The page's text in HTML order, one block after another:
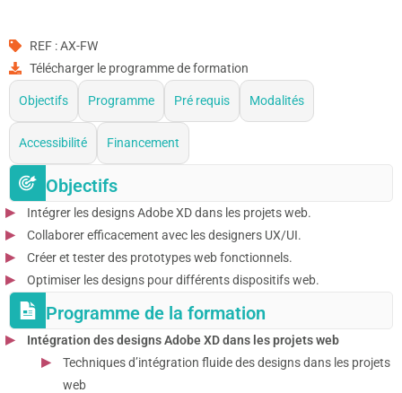
REF : AX-FW
Télécharger le programme de formation
Objectifs Programme Pré requis Modalités
Accessibilité Financement
Objectifs
Intégrer les designs Adobe XD dans les projets web.
Collaborer efficacement avec les designers UX/UI.
Créer et tester des prototypes web fonctionnels.
Optimiser les designs pour différents dispositifs web.
Programme de la formation
Intégration des designs Adobe XD dans les projets web
Techniques d’intégration fluide des designs dans les projets
web